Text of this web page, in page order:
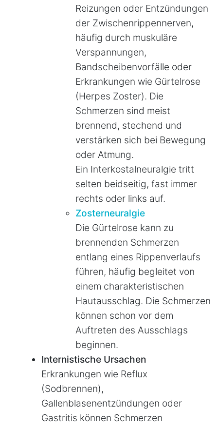
Reizungen oder Entzündungen
der Zwischenrippennerven,
häufig durch muskuläre
Verspannungen,
Bandscheibenvorfälle oder
Erkrankungen wie Gürtelrose
(Herpes Zoster). Die
Schmerzen sind meist
brennend, stechend und
verstärken sich bei Bewegung
oder Atmung.
Ein Interkostalneuralgie tritt
selten beidseitig, fast immer
rechts oder links auf.
Zosterneuralgie
Die Gürtelrose kann zu
brennenden Schmerzen
entlang eines Rippenverlaufs
führen, häufig begleitet von
einem charakteristischen
Hautausschlag. Die Schmerzen
können schon vor dem
Auftreten des Ausschlags
beginnen.
Internistische Ursachen
Erkrankungen wie Reflux
(Sodbrennen),
Gallenblasenentzündungen oder
Gastritis können Schmerzen